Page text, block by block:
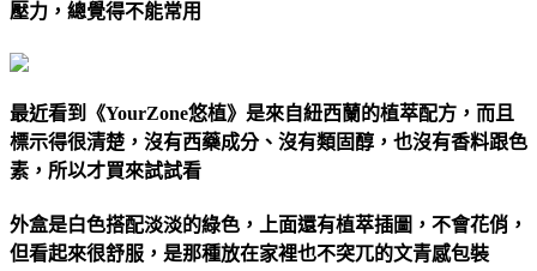
壓力，總覺得不能常用
最近看到《YourZone悠植》是來自紐西蘭的植萃配方，而且
標示得很清楚，沒有西藥成分、沒有類固醇，也沒有香料跟色
素，所以才買來試試看
外盒是白色搭配淡淡的綠色，上面還有植萃插圖，不會花俏，
但看起來很舒服，是那種放在家裡也不突兀的文青感包裝